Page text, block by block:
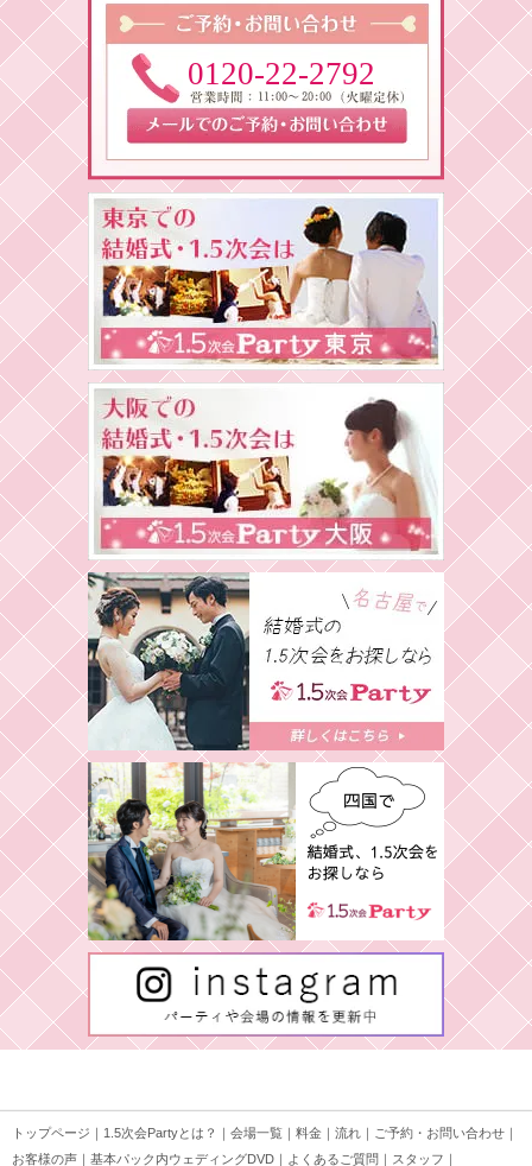
0120-22-2792
トップページ ｜ 1.5次会Partyとは？ ｜ 会場一覧 ｜ 料金 ｜ 流れ ｜ ご予約・お問い合わせ ｜
お客様の声 ｜ 基本パック内ウェディングDVD ｜ よくあるご質問 ｜ スタッフ ｜